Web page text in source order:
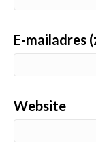
E-mailadres
Website